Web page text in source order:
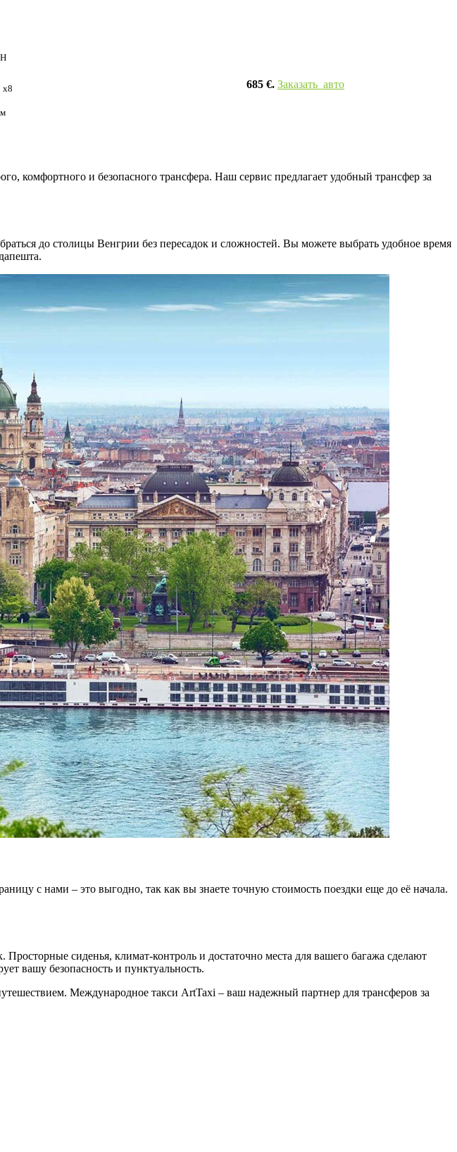
x8 685 €. Заказать авто
комфортного и безопасного трансфера. Наш сервис предлагает удобный трансфер за
до столицы Венгрии без пересадок и сложностей. Вы можете выбрать удобное время
с нами – это выгодно, так как вы знаете точную стоимость поездки еще до её начала.
сиденья, климат-контроль и достаточно места для вашего багажа сделают
вашу безопасность и пунктуальность.
Международное такси ArtTaxi – ваш надежный партнер для трансферов за